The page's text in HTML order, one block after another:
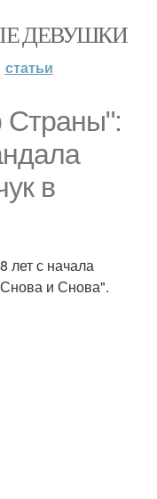
ДЕВУШКИ
статьи
Страны":
в
лет с начала
и Снова".